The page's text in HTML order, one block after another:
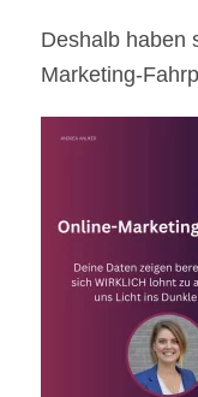
Deshalb haben
Marketing-